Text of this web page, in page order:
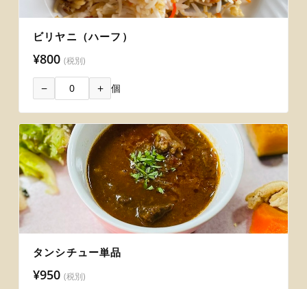
ビリヤニ（ハーフ）
¥800 (税別)
− + 個
タンシチュー単品
¥950 (税別)